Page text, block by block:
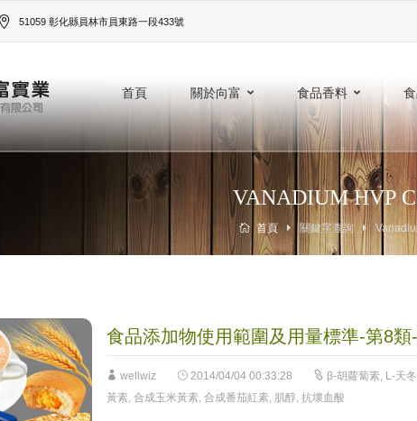
51059 彰化縣員林市員東路一段433號‎
首頁 關於向富 食品香料
VANADIUM HVP
首頁 關鍵字查詢
食品添加物使用範圍及用量標準-第8類
wellwiz 2014/04/04 00:33:28 β-胡蘿蔔素, L-天
黃素, 合成玉米黃素, 合成番茄紅素, 肌醇, 抗壞血酸